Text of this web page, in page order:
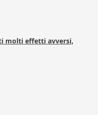
molti effetti avversi,